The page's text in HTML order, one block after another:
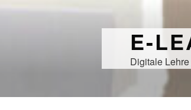
E-
Digitale